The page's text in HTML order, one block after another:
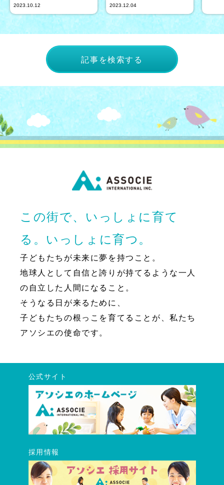
2023.10.12 2023.12.04
記事を検索する
この街で、いっしょに育て
る。いっしょに育つ。
子どもたちが未来に夢を持つこと。
地球人として自信と誇りが持てるような一人
の自立した人間になること。
そうなる日が来るために、
子どもたちの根っこを育てることが、私たち
アソシエの使命です。
公式サイト
採用情報